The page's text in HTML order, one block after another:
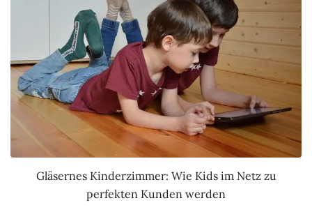
Gläsernes Kinderzimmer: Wie Kids im Netz zu
perfekten Kunden werden